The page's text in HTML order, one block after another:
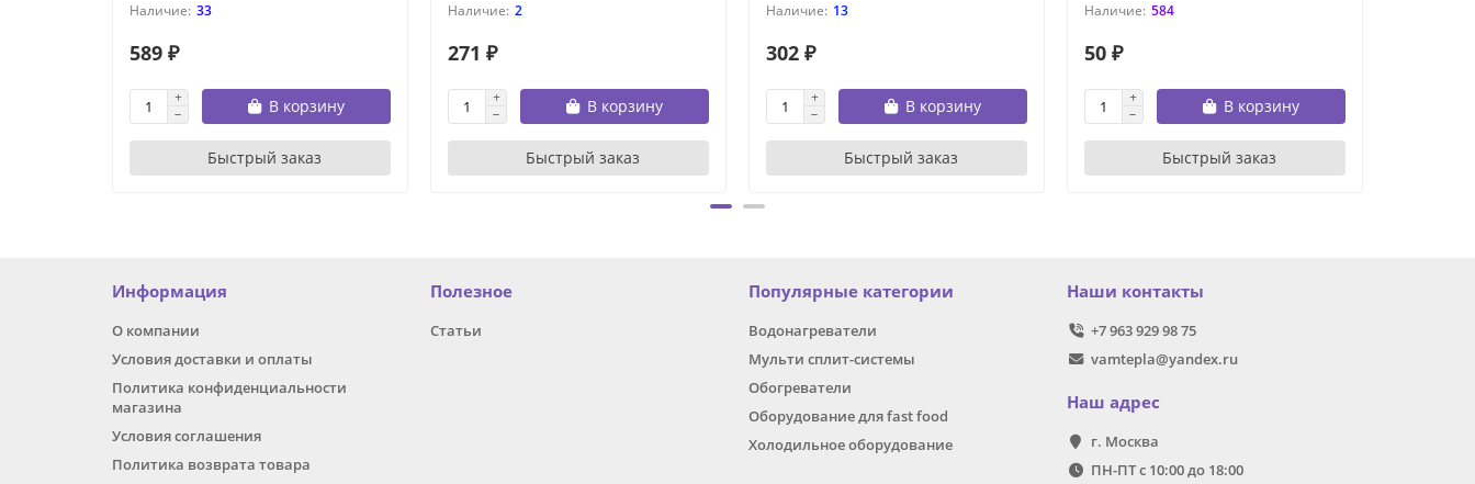
33
589 ₽
В корзину
Быстрый заказ
2
271 ₽
В корзину
Быстрый заказ
13
302 ₽
В корзину
Быстрый заказ
584
50 ₽
В корзину
Быстрый заказ
Информация
О компании
Условия доставки и оплаты
Политика конфиденциальности
магазина
Условия соглашения
Политика возврата товара
Полезное
Статьи
Популярные категории
Водонагреватели
Мульти сплит-системы
Обогреватели
Оборудование для fast food
Холодильное оборудование
Наши контакты
+7 963 929 98 75
vamtepla@yandex.ru
Наш адрес
г. Москва
ПН-ПТ с 10:00 до 18:00